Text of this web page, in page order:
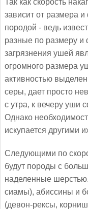
зависит от размера
породой - ведь
разные по размеру
загрязнения ушей
огромного размера
активностью
серы, дает просто
с утра, к вечеру уши
Однако
искупается другими
Следующими по
будут породы с
наделенные
сиамы), абиссины и
(девон-рексы,